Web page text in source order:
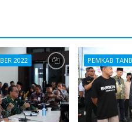
2022 PEMKAB